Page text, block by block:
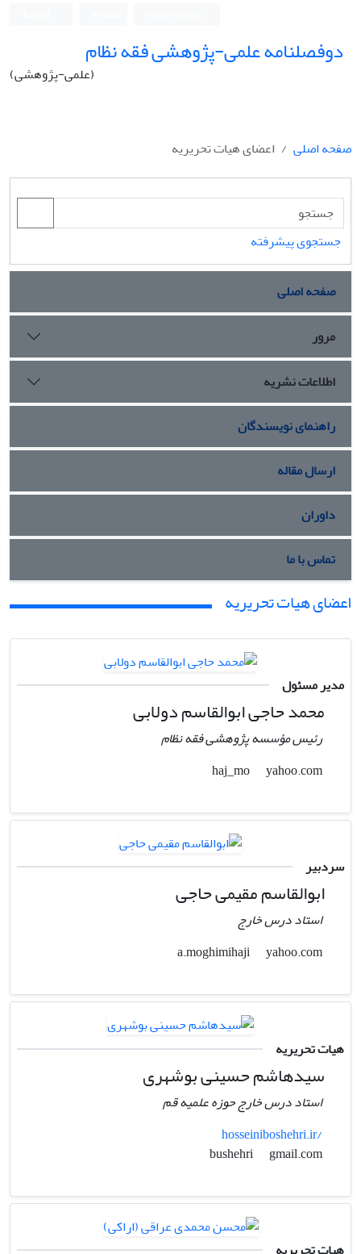
دوفصلنامه علمی-پژوهشی فقه نظام
(علمی-پژوهشی)
صفحه اصلی اعضای هیات تحریریه
جستجوی پیشرفته
صفحه اصلی
مرور
اطلاعات نشریه
راهنمای نویسندگان
ارسال مقاله
داوران
تماس با ما
اعضای هیات تحریریه
مدیر مسئول
محمد حاجی ابوالقاسم دولابی
رئیس مؤسسه پژوهشی فقه نظام
yahoo.com
سردبیر
ابوالقاسم مقیمی حاجی
استاد درس خارج
yahoo.com
هیات تحریریه
سیدهاشم حسینی بوشهری
استاد درس خارج حوزه علمیه قم
hosseiniboshehri.ir/
gmail.com